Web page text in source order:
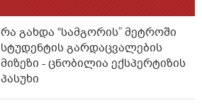
რა გახდა “სამგორის” მეტროში
სტუდენტის გარდაცვალების
მიზეზი - ცნობილია ექსპერტიზის
პასუხი